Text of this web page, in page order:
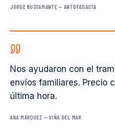
JORGE BUSTAMANTE — ANTOFAGASTA
Nos ayudaron con el
envíos familiares. Precio
última hora.
ANA MÁRQUEZ —VIÑA DEL MAR